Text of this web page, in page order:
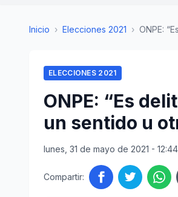
Inicio › Elecciones 2021 › ONPE:
ELECCIONES 2021
ONPE: “Es
un sentido u
lunes, 31 de mayo de 2021 -
Compartir: